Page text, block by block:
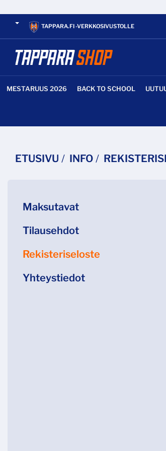
TAPPARA.FI -VERKKOSIVUSTOLLE
MESTARUUS 2026 BACK TO SCHOOL
ETUSIVU INFO
Maksutavat
Tilausehdot
Rekisteriseloste
Yhteystiedot